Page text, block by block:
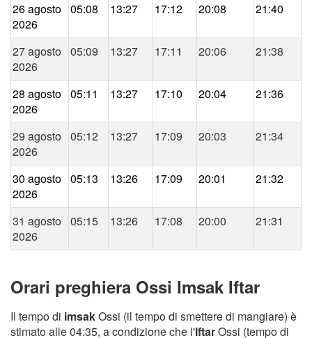
26 agosto
2026
05:08 13:27 17:12 20:08 21:40
27 agosto
2026
05:09 13:27 17:11 20:06 21:38
28 agosto
2026
05:11 13:27 17:10 20:04 21:36
29 agosto
2026
05:12 13:27 17:09 20:03 21:34
30 agosto
2026
05:13 13:26 17:09 20:01 21:32
31 agosto
2026
05:15 13:26 17:08 20:00 21:31
Orari preghiera Ossi Imsak Iftar
Il tempo di imsakOssi (il tempo di smettere di mangiare) è
stimato alle 04:35, a condizione che l'IftarOssi (tempo di